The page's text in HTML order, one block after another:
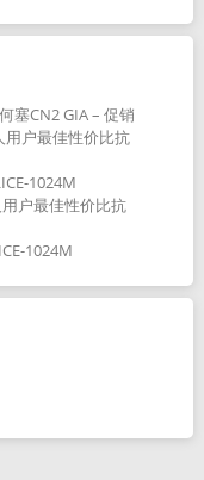
塞CN2 GIA – 促销
户最佳性价比抗
1024M
户最佳性价比抗
1024M